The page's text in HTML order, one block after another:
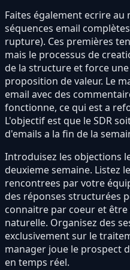
Faites également ecrire au
séquences email
rupture). Ces premières
mais le processus de
de la structure et force
proposition de valeur. Le
email avec des
fonctionne, ce qui est a
L'objectif est que le SDR
d'emails a la fin de la
Introduisez les objections
deuxieme semaine. Listez
rencontrees par votre
des réponses structurées
connaitre par coeur et
naturelle. Organisez des
exclusivement sur le
manager joue le prospect
en temps réel.